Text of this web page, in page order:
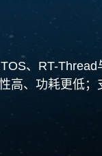
、RT-
高、功耗更低；